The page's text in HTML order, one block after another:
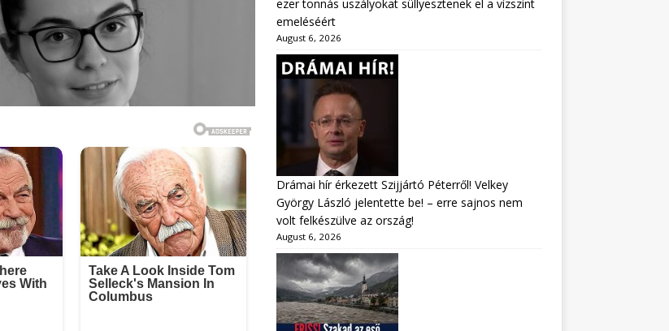
ezer tonnás uszályokat süllyesztenek el a vízszint
emeléséért
August 6, 2026
Drámai hír érkezett Szijjártó Péterről! Velkey
György László jelentette be! – erre sajnos nem
volt felkészülve az ország!
August 6, 2026